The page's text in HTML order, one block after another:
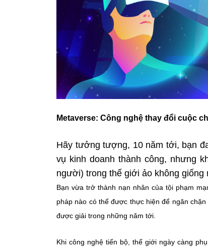
Metaverse: Công nghệ thay đổi cuộc
Hãy tưởng tượng, 10 năm tới, bạn
vụ kinh doanh thành công, nhưng
người) trong thế giới ảo không giống
Bạn vừa trở thành nạn nhân của tội phạm
pháp nào có thể được thực hiện để ngăn
được giải trong những năm tới.
Khi công nghệ tiến bộ, thế giới ngày càng